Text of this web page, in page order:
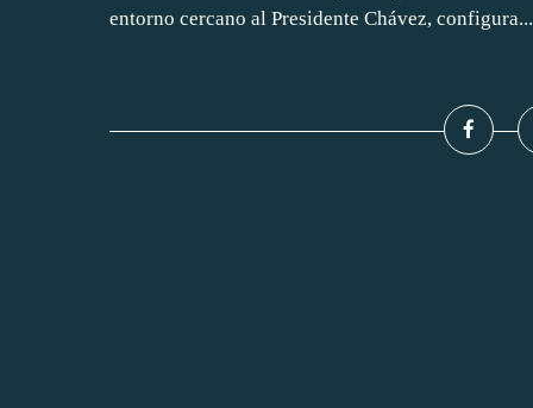
entorno cercano al Presidente Chávez, configura...